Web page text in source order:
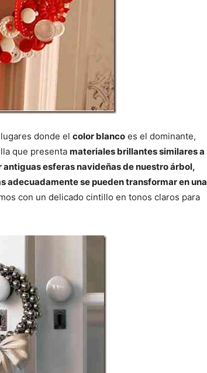
donde el color blanco es el dominante,
que presenta materiales brillantes similares a
esferas navideñas de nuestro árbol,
adecuadamente se pueden transformar en una
con un delicado cintillo en tonos claros para